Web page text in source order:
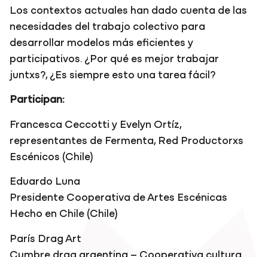
Los contextos actuales han dado cuenta de las
necesidades del trabajo colectivo para
desarrollar modelos más eficientes y
participativos. ¿Por qué es mejor trabajar
juntxs?, ¿Es siempre esto una tarea fácil?
Participan:
Francesca Ceccotti y Evelyn Ortíz,
representantes de Fermenta, Red Productorxs
Escénicos (Chile)
Eduardo Luna
Presidente Cooperativa de Artes Escénicas
Hecho en Chile (Chile)
París Drag Art